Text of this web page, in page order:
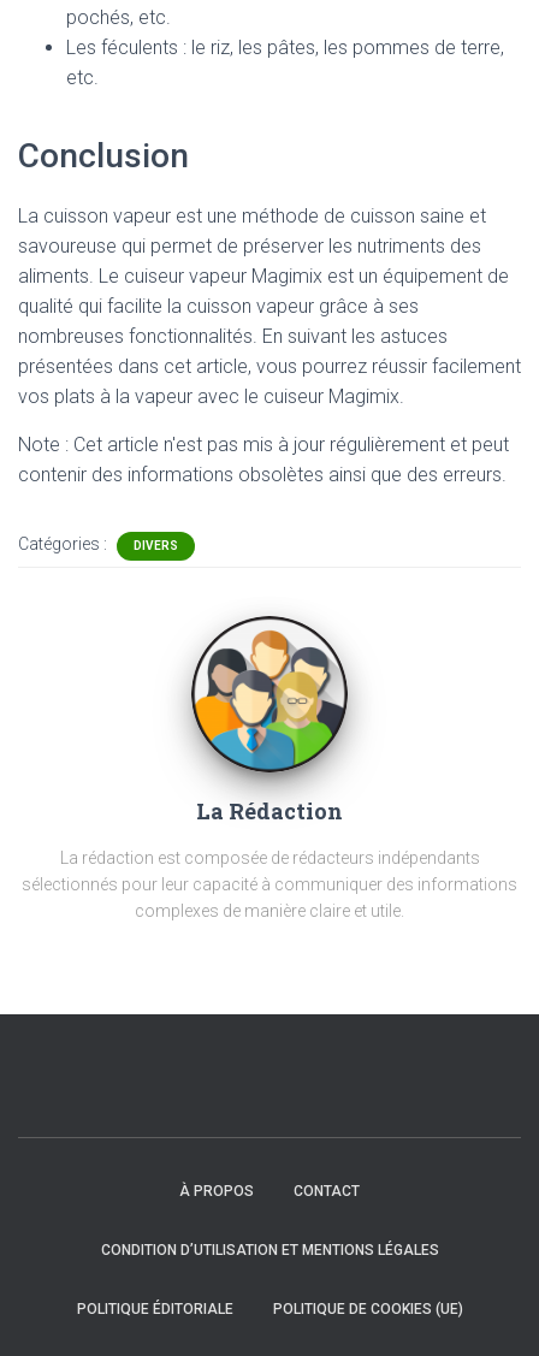
pochés, etc.
Les féculents : le riz, les pâtes, les pommes de terre,
etc.
Conclusion
La cuisson vapeur est une méthode de cuisson saine et
savoureuse qui permet de préserver les nutriments des
aliments. Le cuiseur vapeur Magimix est un équipement de
qualité qui facilite la cuisson vapeur grâce à ses
nombreuses fonctionnalités. En suivant les astuces
présentées dans cet article, vous pourrez réussir facilement
vos plats à la vapeur avec le cuiseur Magimix.
Note : Cet article n'est pas mis à jour régulièrement et peut
contenir des informations obsolètes ainsi que des erreurs.
Catégories : DIVERS
La Rédaction
La rédaction est composée de rédacteurs indépendants
sélectionnés pour leur capacité à communiquer des informations
complexes de manière claire et utile.
À PROPOS CONTACT
CONDITION D’UTILISATION ET MENTIONS LÉGALES
POLITIQUE ÉDITORIALE POLITIQUE DE COOKIES (UE)